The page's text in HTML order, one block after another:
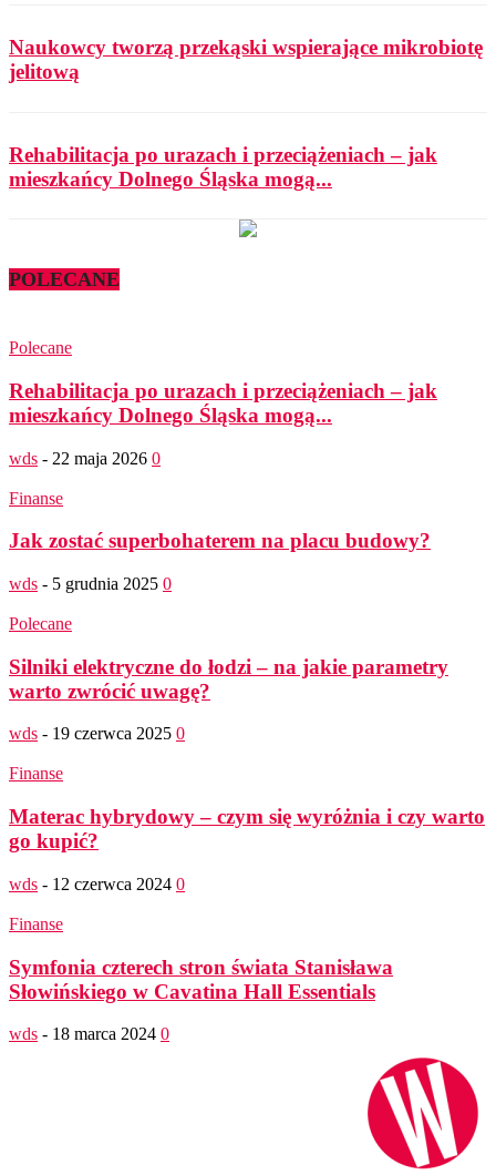
Naukowcy tworzą przekąski wspierające mikrobiotę
jelitową
Rehabilitacja po urazach i przeciążeniach – jak
mieszkańcy Dolnego Śląska mogą...
POLECANE
Polecane
Rehabilitacja po urazach i przeciążeniach – jak
mieszkańcy Dolnego Śląska mogą...
wds - 22 maja 2026 0
Finanse
Jak zostać superbohaterem na placu budowy?
wds - 5 grudnia 2025 0
Polecane
Silniki elektryczne do łodzi – na jakie parametry
warto zwrócić uwagę?
wds - 19 czerwca 2025 0
Finanse
Materac hybrydowy – czym się wyróżnia i czy warto
go kupić?
wds - 12 czerwca 2024 0
Finanse
Symfonia czterech stron świata Stanisława
Słowińskiego w Cavatina Hall Essentials
wds - 18 marca 2024 0